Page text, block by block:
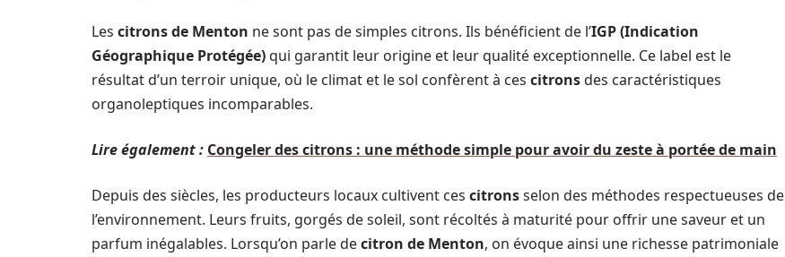
Les citrons de Menton ne sont pas de simples citrons. Ils bénéficient de l’IGP (Indication
Géographique Protégée)qui garantit leur origine et leur qualité exceptionnelle. Ce label est le
résultat d’un terroir unique, où le climat et le sol confèrent à ces citronsdes caractéristiques
organoleptiques incomparables.
Lire également : Congeler des citrons : une méthode simple pour avoir du zeste à portée de main
Depuis des siècles, les producteurs locaux cultivent ces citronsselon des méthodes respectueuses de
l’environnement. Leurs fruits, gorgés de soleil, sont récoltés à maturité pour offrir une saveur et un
parfum inégalables. Lorsqu’on parle decitron de Menton, on évoque ainsi une richesse patrimoniale